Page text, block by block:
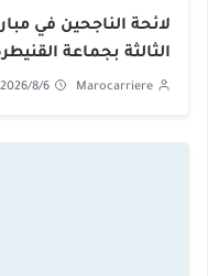
الثالثة بجماعة القنيطرة
Marocarriere
2026/8/6